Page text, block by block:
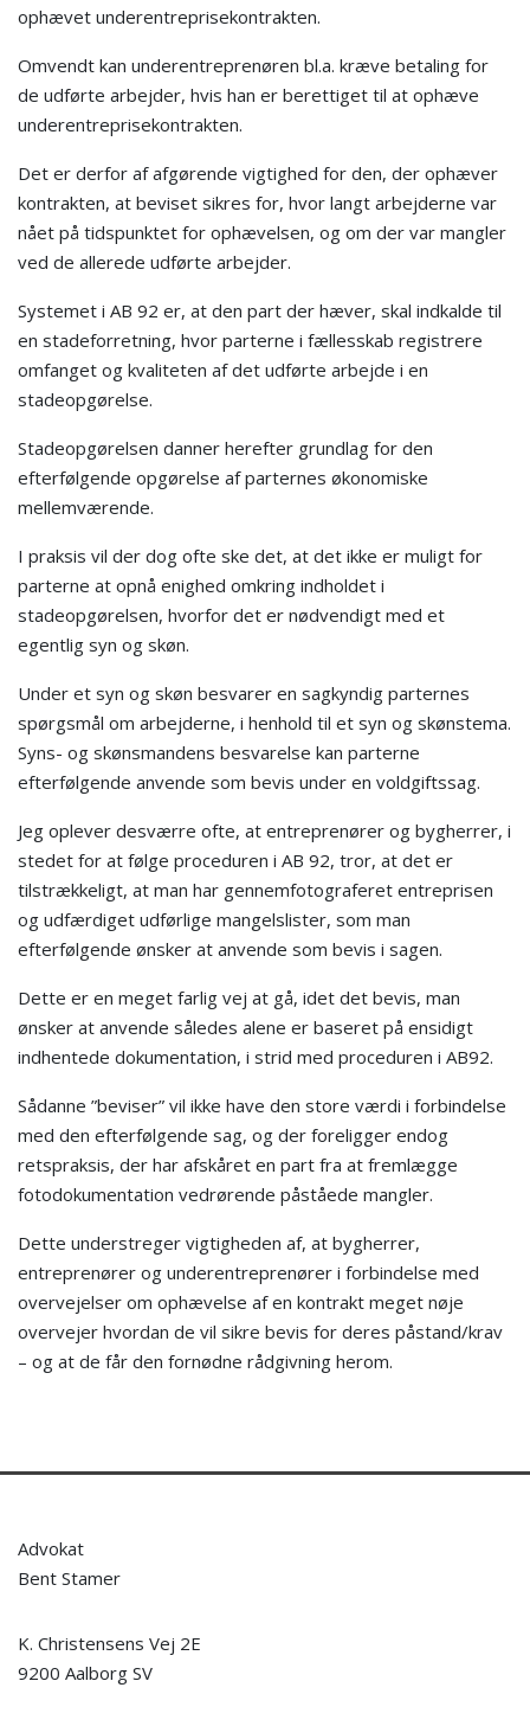
ophævet underentreprisekontrakten.
Omvendt kan underentreprenøren bl.a. kræve betaling for
de udførte arbejder, hvis han er berettiget til at ophæve
underentreprisekontrakten.
Det er derfor af afgørende vigtighed for den, der ophæver
kontrakten, at beviset sikres for, hvor langt arbejderne var
nået på tidspunktet for ophævelsen, og om der var mangler
ved de allerede udførte arbejder.
Systemet i AB 92 er, at den part der hæver, skal indkalde til
en stadeforretning, hvor parterne i fællesskab registrere
omfanget og kvaliteten af det udførte arbejde i en
stadeopgørelse.
Stadeopgørelsen danner herefter grundlag for den
efterfølgende opgørelse af parternes økonomiske
mellemværende.
I praksis vil der dog ofte ske det, at det ikke er muligt for
parterne at opnå enighed omkring indholdet i
stadeopgørelsen, hvorfor det er nødvendigt med et
egentlig syn og skøn.
Under et syn og skøn besvarer en sagkyndig parternes
spørgsmål om arbejderne, i henhold til et syn og skønstema.
Syns- og skønsmandens besvarelse kan parterne
efterfølgende anvende som bevis under en voldgiftssag.
Jeg oplever desværre ofte, at entreprenører og bygherrer, i
stedet for at følge proceduren i AB 92, tror, at det er
tilstrækkeligt, at man har gennemfotograferet entreprisen
og udfærdiget udførlige mangelslister, som man
efterfølgende ønsker at anvende som bevis i sagen.
Dette er en meget farlig vej at gå, idet det bevis, man
ønsker at anvende således alene er baseret på ensidigt
indhentede dokumentation, i strid med proceduren i AB92.
Sådanne ”beviser” vil ikke have den store værdi i forbindelse
med den efterfølgende sag, og der foreligger endog
retspraksis, der har afskåret en part fra at fremlægge
fotodokumentation vedrørende påståede mangler.
Dette understreger vigtigheden af, at bygherrer,
entreprenører og underentreprenører i forbindelse med
overvejelser om ophævelse af en kontrakt meget nøje
overvejer hvordan de vil sikre bevis for deres påstand/krav
– og at de får den fornødne rådgivning herom.
Advokat
Bent Stamer
K. Christensens Vej 2E
9200 Aalborg SV